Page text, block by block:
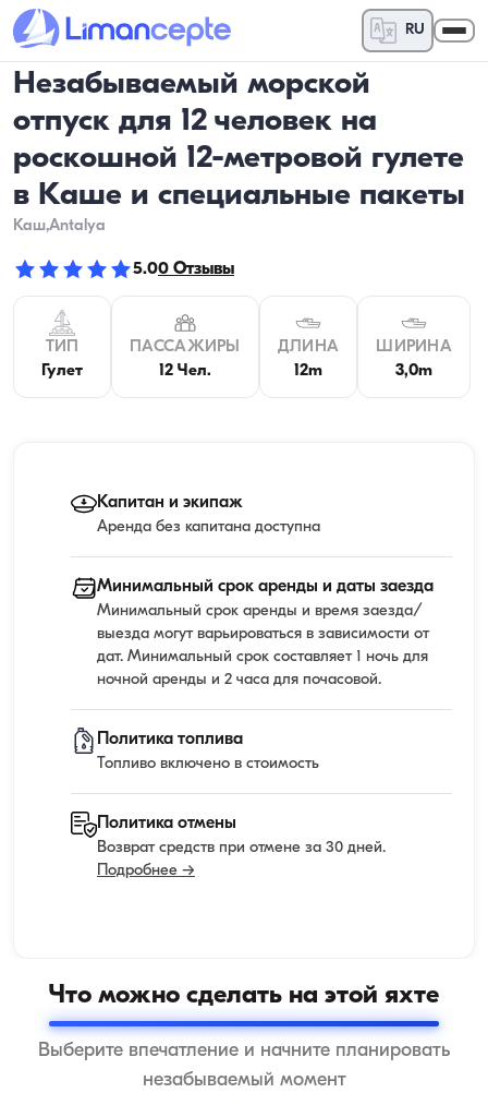
RU
Незабываемый морской
отпуск для 12 человек на
роскошной 12-метровой гулете
в Каше и специальные пакеты
Каш,Antalya
5.00 Отзывы
ТИП
Гулет
ПАССАЖИРЫ
12 Чел.
ДЛИНА
12m
ШИРИНА
3,0m
Капитан и экипаж
Аренда без капитана доступна
Минимальный срок аренды и даты заезда
Минимальный срок аренды и время заезда/
выезда могут варьироваться в зависимости от
дат. Минимальный срок составляет 1 ночь для
ночной аренды и 2 часа для почасовой.
Политика топлива
Топливо включено в стоимость
Политика отмены
Возврат средств при отмене за 30 дней.
Подробнее →
Что можно сделать на этой яхте
Выберите впечатление и начните планировать
незабываемый момент